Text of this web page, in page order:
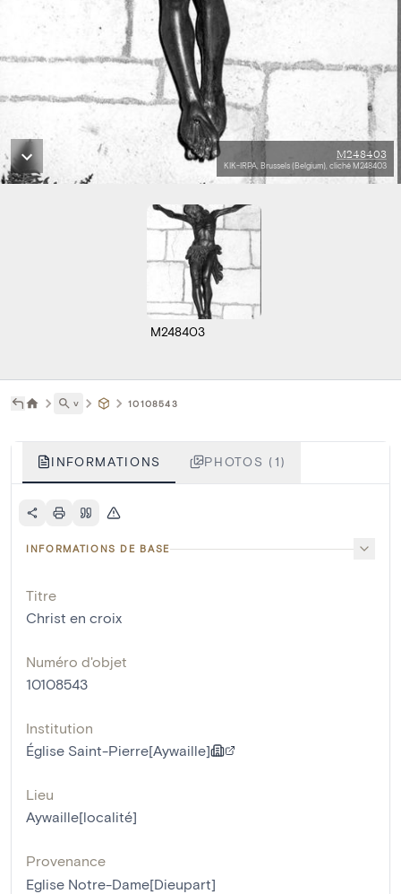
M248403
KIK-IRPA, Brussels (Belgium), cliché M248403
M248403
˅ 10108543
INFORMATIONS PHOTOS (1)
INFORMATIONS DE BASE
Titre
Christ en croix
Numéro d'objet
10108543
Institution
Église Saint-Pierre[Aywaille]
Lieu
Aywaille[localité]
Provenance
Eglise Notre-Dame[Dieupart]